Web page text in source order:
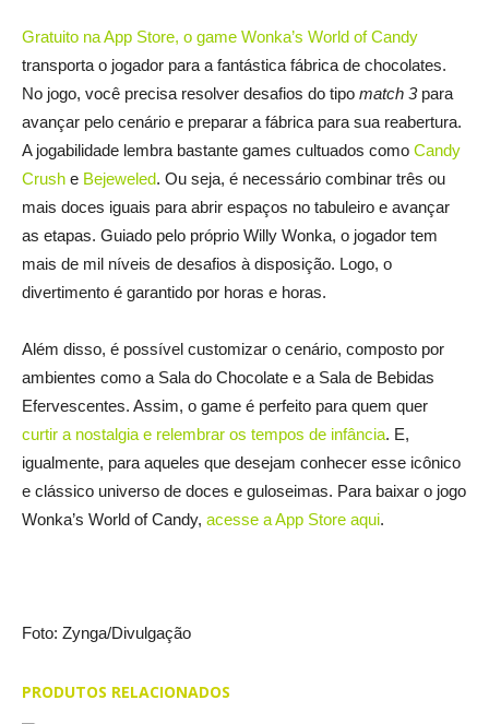
Gratuito na App Store, o game Wonka’s World of Candy
transporta o jogador para a fantástica fábrica de chocolates.
No jogo, você precisa resolver desafios do tipo match 3para
avançar pelo cenário e preparar a fábrica para sua reabertura.
A jogabilidade lembra bastante games cultuados como Candy
Crush e Bejeweled. Ou seja, é necessário combinar três ou
mais doces iguais para abrir espaços no tabuleiro e avançar
as etapas. Guiado pelo próprio Willy Wonka, o jogador tem
mais de mil níveis de desafios à disposição. Logo, o
divertimento é garantido por horas e horas.
Além disso, é possível customizar o cenário, composto por
ambientes como a Sala do Chocolate e a Sala de Bebidas
Efervescentes. Assim, o game é perfeito para quem quer
curtir a nostalgia e relembrar os tempos de infância. E,
igualmente, para aqueles que desejam conhecer esse icônico
e clássico universo de doces e guloseimas. Para baixar o jogo
Wonka’s World of Candy, acesse a App Store aqui.
Foto: Zynga/Divulgação
PRODUTOS RELACIONADOS